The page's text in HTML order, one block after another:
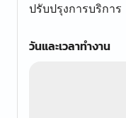
ปรับปรุงการบริการ
วันและเวลาทำงาน